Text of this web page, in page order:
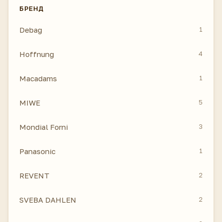
БРЕНД
Debag 1
Hoffnung 4
Macadams 1
MIWE 5
Mondial Forni 3
Panasonic 1
REVENT 2
SVEBA DAHLEN 2